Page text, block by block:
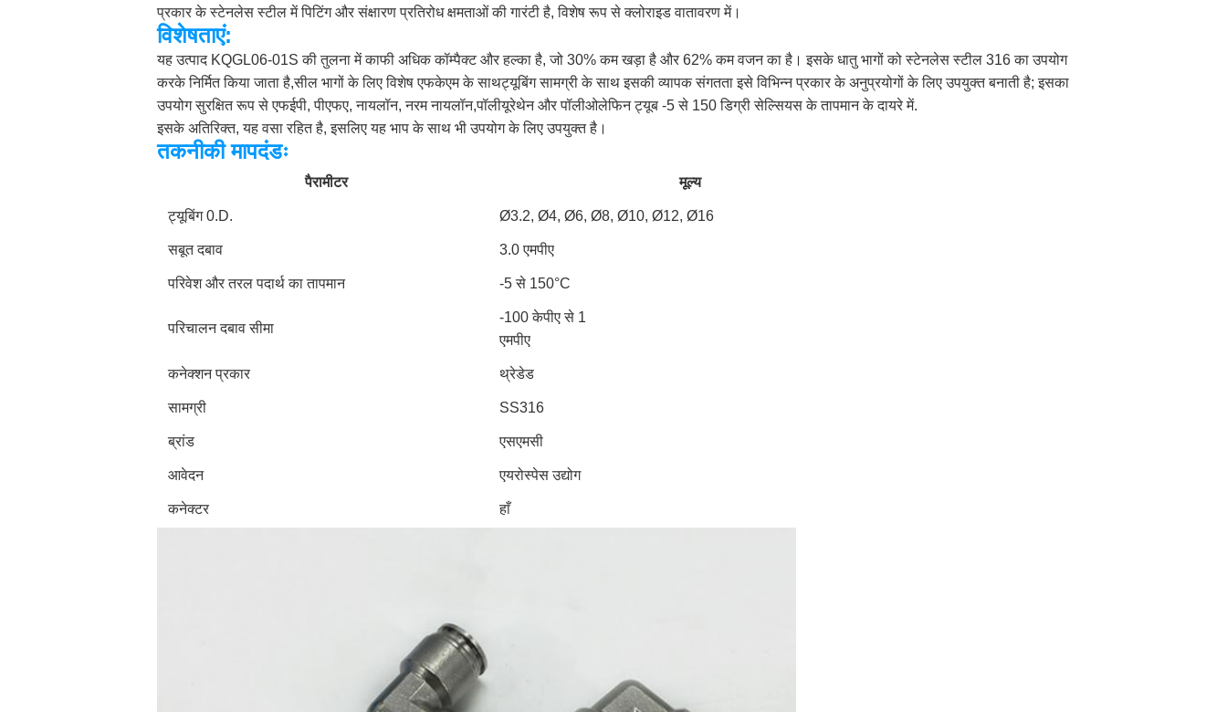
प्रकार के स्टेनलेस स्टील में पिटिंग और संक्षारण प्रतिरोध क्षमताओं की गारंटी है, विशेष रूप से क्लोराइड वातावरण में।
विशेषताएं:
यह उत्पाद KQGL06-01S की तुलना में काफी अधिक कॉम्पैक्ट और हल्का है, जो 30% कम खड़ा है और 62% कम वजन का है। इसके धातु भागों को स्टेनलेस स्टील 316 का उपयोग
करके निर्मित किया जाता है,सील भागों के लिए विशेष एफकेएम के साथट्यूबिंग सामग्री के साथ इसकी व्यापक संगतता इसे विभिन्न प्रकार के अनुप्रयोगों के लिए उपयुक्त बनाती है; इसका
उपयोग सुरक्षित रूप से एफईपी, पीएफए, नायलॉन, नरम नायलॉन,पॉलीयूरेथेन और पॉलीओलेफिन ट्यूब -5 से 150 डिग्री सेल्सियस के तापमान के दायरे में.
इसके अतिरिक्त, यह वसा रहित है, इसलिए यह भाप के साथ भी उपयोग के लिए उपयुक्त है।
तकनीकी मापदंडः
पैरामीटर मूल्य
ट्यूबिंग 0.D. Ø3.2, Ø4, Ø6, Ø8, Ø10, Ø12, Ø16
सबूत दबाव 3.0 एमपीए
परिवेश और तरल पदार्थ का तापमान -5 से 150°C
परिचालन दबाव सीमा
-100 केपीए से 1
एमपीए
कनेक्शन प्रकार थ्रेडेड
सामग्री SS316
ब्रांड एसएमसी
आवेदन एयरोस्पेस उद्योग
कनेक्टर हाँ